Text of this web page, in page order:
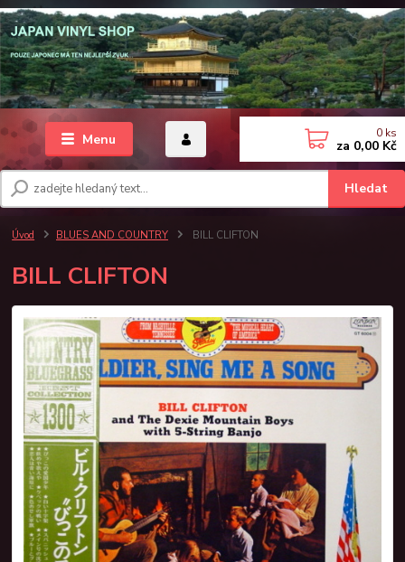
Menu
Hledat
0 ks
za 0,00 Kč
Úvod BLUES AND COUNTRY BILL CLIFTON
BILL CLIFTON